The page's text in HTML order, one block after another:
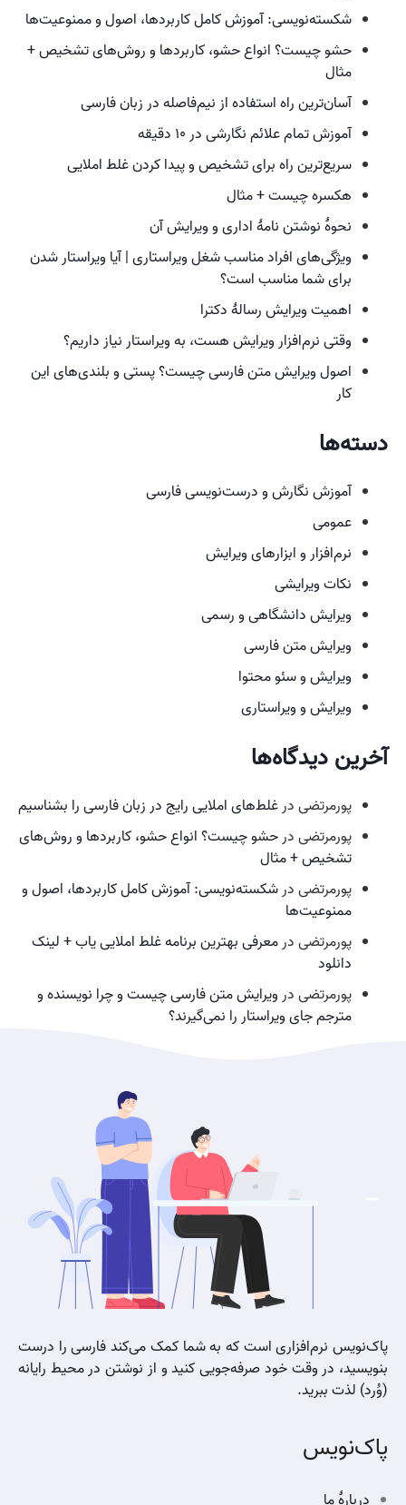
شکسته‌نویسی: آموزش کامل کاربردها، اصول و ممنوعیت‌ها
حشو چیست؟ انواع حشو، کاربردها و روش‌های تشخیص +
مثال
آسان‌ترین راه استفاده از نیم‌فاصله در زبان فارسی
آموزش تمام علائم نگارشی در ۱۰ دقیقه
سریع‌ترین راه برای تشخیص و پیدا کردن غلط املایی
هکسره چیست + مثال
نحوهٔ نوشتن نامهٔ اداری و ویرایش آن
ویژگی‌های افراد مناسب شغل ویراستاری | آیا ویراستار شدن
برای شما مناسب است؟
اهمیت ویرایش رسالهٔ دکترا
وقتی نرم‌افزار ویرایش هست،‌ به ویراستار نیاز داریم؟
اصول ویرایش متن فارسی چیست؟ پستی و بلندی‌های این
کار
دسته‌ها
آموزش نگارش و درست‌نویسی فارسی
عمومی
نرم‌افزار و ابزارهای ویرایش
نکات ویرایشی
ویرایش دانشگاهی و رسمی
ویرایش متن فارسی
ویرایش و سئو محتوا
ویرایش و ویراستاری
آخرین دیدگاه‌ها
پورمرتضیدرغلط‌های املایی رایج در زبان فارسی را بشناسیم
پورمرتضیدرحشو چیست؟ انواع حشو، کاربردها و روش‌های
تشخیص + مثال
پورمرتضیدرشکسته‌نویسی: آموزش کامل کاربردها، اصول و
ممنوعیت‌ها
پورمرتضیدرمعرفی بهترین برنامه غلط املایی یاب + لینک
دانلود
پورمرتضیدرویرایش متن فارسی چیست و چرا نویسنده و
مترجم جای ویراستار را نمی‌گیرند؟
پاک‌نویس
دربارهٔ ما
پاک‌نویس نرم‌افزاری است که به شما کمک می‌کند فارسی را درست
بنویسید، در وقت خود صرفه‌جویی کنید و از نوشتن در محیط رایانه
(وُرد) لذت ببرید.